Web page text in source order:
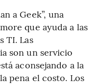
a Geek”, una
que ayuda a las
TI. Las
son un servicio
aconsejando a la
pena el costo. Los